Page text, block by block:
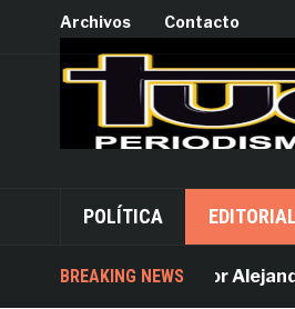
Archivos Contacto
POLÍTICA EDITORIAL
BREAKING NEWS
Acusados por Alejandro